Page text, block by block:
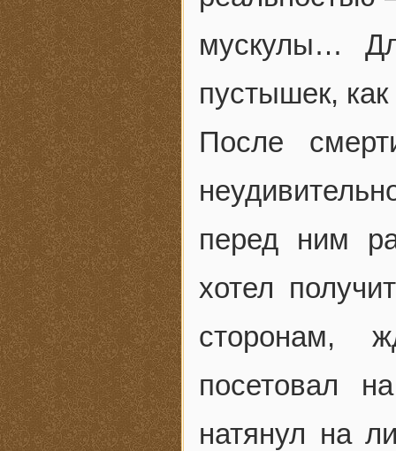
мускулы…
пустышек,
После
перед ним
хотел
сторонам,
посетовал
натянул на